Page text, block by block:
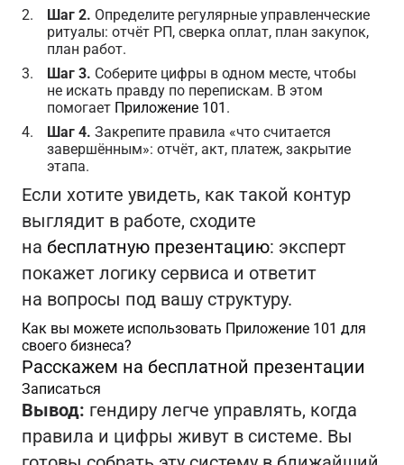
Шаг 2. Определите регулярные управленческие
ритуалы: отчёт РП, сверка оплат, план закупок,
план работ.
Шаг 3. Соберите цифры в одном месте, чтобы
не искать правду по перепискам. В этом
помогает Приложение 101 .
Шаг 4. Закрепите правила «что считается
завершённым»: отчёт, акт, платеж, закрытие
этапа.
Если хотите увидеть, как такой контур
выглядит в работе, сходите
на бесплатную презентацию: эксперт
покажет логику сервиса и ответит
на вопросы под вашу структуру.
Как вы можете использовать Приложение 101 для
своего бизнеса?
Расскажем на бесплатной презентации
Записаться
Вывод: гендиру легче управлять, когда
правила и цифры живут в системе. Вы